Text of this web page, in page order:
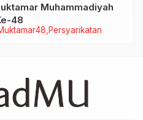
Persyarikatan
Muhammadiyah
48